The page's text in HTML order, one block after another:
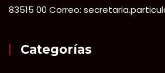
83515 00 Correo:
Categorías